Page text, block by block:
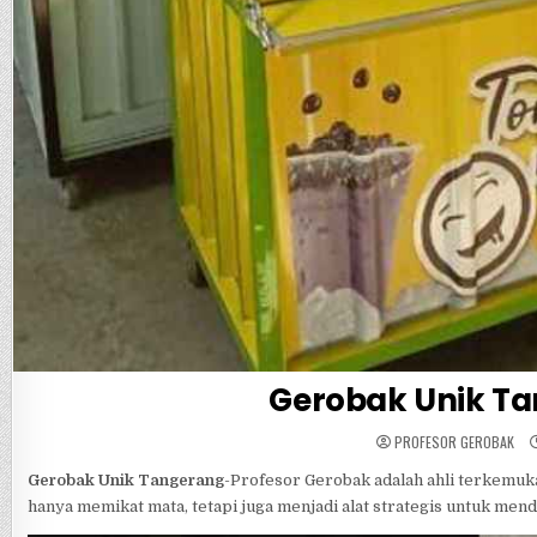
Gerobak Unik
PROFESOR GEROBAK
Gerobak Unik Tangerang-Profesor Gerobak adalah ahli
hanya memikat mata, tetapi juga menjadi alat strategis untuk